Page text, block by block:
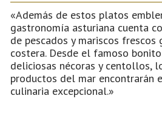
«Además de estos platos
gastronomía asturiana cuenta
de pescados y mariscos frescos
costera. Desde el famoso
deliciosas nécoras y centollos,
productos del mar encontrarán
culinaria excepcional.»